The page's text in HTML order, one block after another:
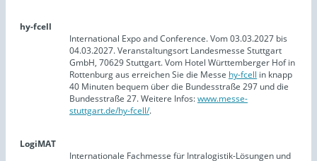
hy-fcell
International Expo and Conference. Vom 03.03.2027 bis
04.03.2027. Veranstaltungsort Landesmesse Stuttgart
GmbH, 70629 Stuttgart. Vom Hotel Württemberger Hof in
Rottenburg aus erreichen Sie die Messe hy-fcell in knapp
40 Minuten bequem über die Bundesstraße 297 und die
Bundesstraße 27. Weitere Infos:www.messe-
stuttgart.de/hy-fcell/.
LogiMAT
Internationale Fachmesse für Intralogistik-Lösungen und